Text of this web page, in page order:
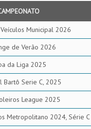
Municipal 2026
de Verão 2026
da Liga 2025
Bartô Serie C, 2025
League 2025
Metropolitano 2024, Série C